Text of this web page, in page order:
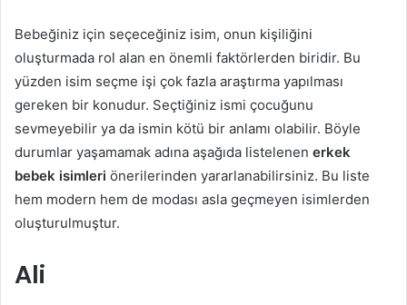
Bebeğiniz için seçeceğiniz isim, onun kişiliğini
oluşturmada rol alan en önemli faktörlerden biridir. Bu
yüzden isim seçme işi çok fazla araştırma yapılması
gereken bir konudur. Seçtiğiniz ismi çocuğunu
sevmeyebilir ya da ismin kötü bir anlamı olabilir. Böyle
durumlar yaşamamak adına aşağıda listelenen erkek
bebek isimleri önerilerinden yararlanabilirsiniz. Bu liste
hem modern hem de modası asla geçmeyen isimlerden
oluşturulmuştur.
Ali